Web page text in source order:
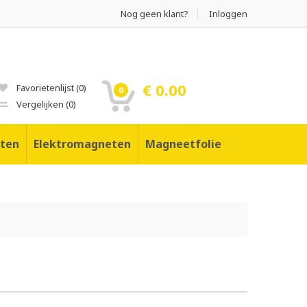
Nog geen klant? Inloggen
Favorietenlijst(0)
Vergelijken (0)
0 € 0.00
Elektromagneten Magneetfolie